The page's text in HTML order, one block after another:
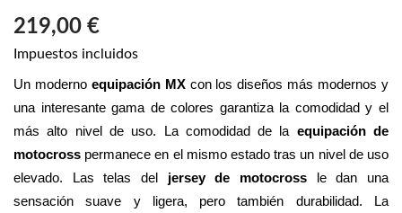
219,00 €
Impuestos incluidos
Un moderno equipación MX con los diseños más modernos y
una interesante gama de colores garantiza la comodidad y el
más alto nivel de uso. La comodidad de la equipación de
motocross permanece en el mismo estado tras un nivel de uso
elevado. Las telas del jersey de motocross le dan una
sensación suave y ligera, pero también durabilidad. La